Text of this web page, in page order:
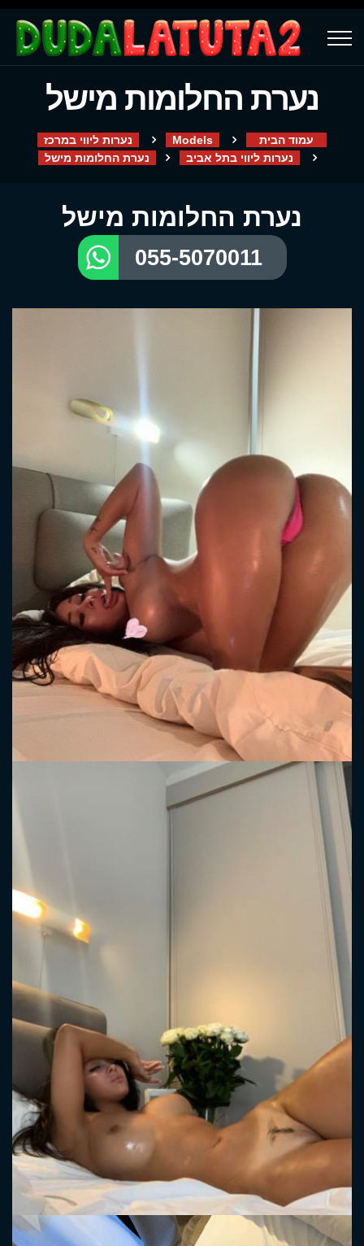
נערת החלומות מישל
עמוד הבית Models
נערות ליווי במרכז
נערות ליווי בתל אביב
נערת החלומות מישל
נערת החלומות מישל
055-5070011